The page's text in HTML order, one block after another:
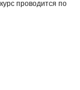
проводится по